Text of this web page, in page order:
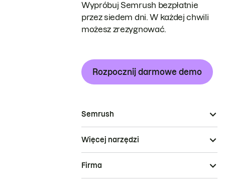
Wypróbuj Semrush bezpłatnie
przez siedem dni. W każdej chwili
możesz zrezygnować.
Rozpocznij darmowe demo
Semrush
Więcej narzędzi
Firma